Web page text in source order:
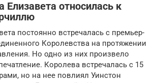
Елизавета относилась к
постоянно встречалась с премьер-
Королевства на протяжении
Но одно из них произвело
Королева встречалась с 15
но на нее повлиял Уинстон